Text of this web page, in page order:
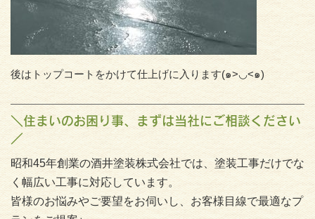
後はトップコートをかけて仕上げに入ります(๑>◡<๑)
＼住まいのお困り事、まずは当社にご相談ください
／
昭和45年創業の酒井塗装株式会社では、塗装工事だけでな
く幅広い工事に対応しています。
皆様のお悩みやご要望をお伺いし、お客様目線で最適なプ